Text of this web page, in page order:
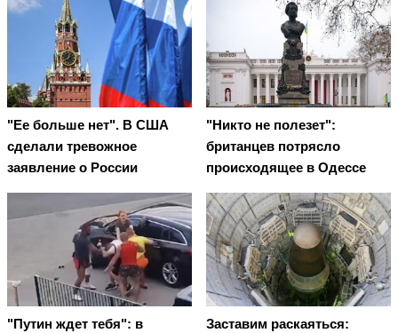
"Ее больше нет". В США
сделали тревожное
заявление о России
"Никто не полезет":
британцев потрясло
происходящее в Одессе
"Путин ждет тебя": в
Заставим раскаяться: